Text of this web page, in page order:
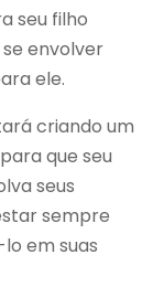
seu filho
envolver
ele.
criando um
que seu
seus
sempre
em suas